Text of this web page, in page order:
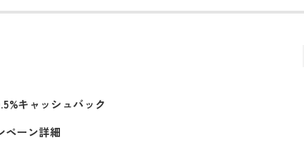
キャッシュバック
ペーン詳細